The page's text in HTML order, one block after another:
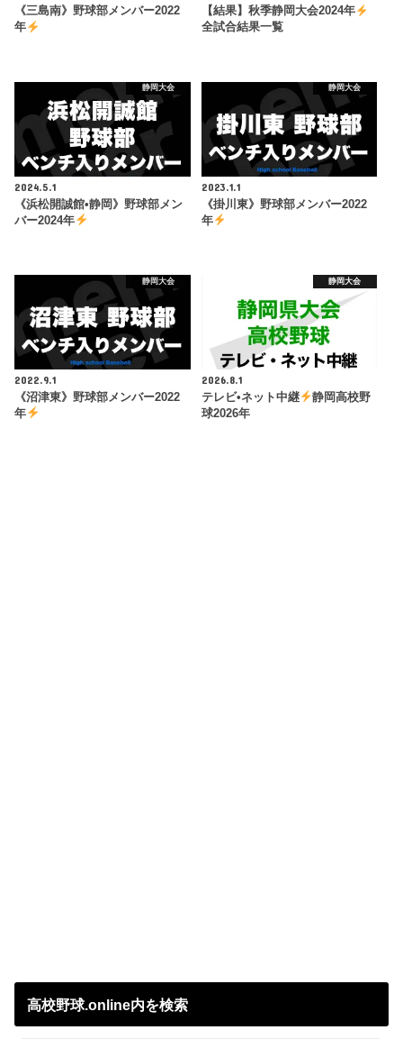
《三島南》野球部メンバー2022
年
【結果】秋季静岡大会2024年
全試合結果一覧
静岡大会
2024.5.1
《浜松開誠館•静岡》野球部メン
バー2024年
静岡大会
2023.1.1
《掛川東》野球部メンバー2022
年
静岡大会
2022.9.1
《沼津東》野球部メンバー2022
年
静岡大会
2026.8.1
テレビ•ネット中継
静岡高校野
球2026年
高校野球.online内を検索